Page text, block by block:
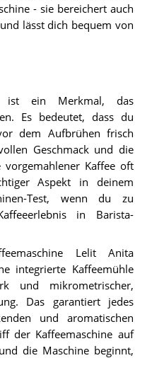
- sie bereichert auch
lässt dich bequem von
ist ein Merkmal, das
Es bedeutet, dass du
dem Aufbrühen frisch
Geschmack und die
Kaffee oft
Aspekt in deinem
Test, wenn du zu
in Barista-
Lelit Anita
integrierte Kaffeemühle
und mikrometrischer,
Das garantiert jedes
und aromatischen
der Kaffeemaschine auf
die Maschine beginnt,